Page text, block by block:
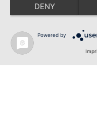
DENY
Powered by